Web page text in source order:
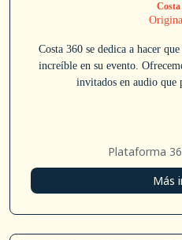
Costa
Costa 360 se dedica a hacer
increíble en su evento.
invitados en audio que
Plataforma
Más